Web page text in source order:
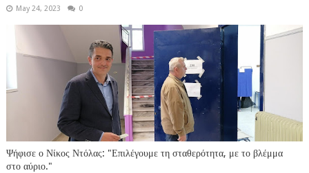
May 24, 2023 0
Ψήφισε ο Νίκος Ντόλας: "Επιλέγουμε τη σταθερότητα, με το βλέμμα
στο αύριο."